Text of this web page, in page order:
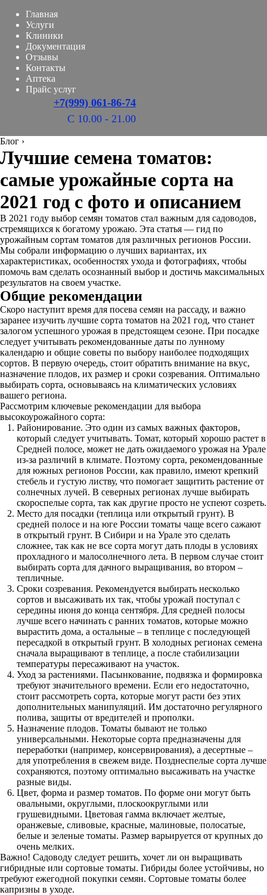
Главная
Услуги
Клиники
Документация
Отзывы
Контакты
Аптека
Прайс услуг
+7(999) 061-86-74
С 10.00 - 21.00
Блог ›
Лучшие семена томатов:
самые урожайные сорта на
2021 год с фото и описанием
В 2021 году выбор семян томатов стал важным для садоводов,
стремящихся к богатому урожаю. Эта статья — гид по
урожайным сортам томатов для различных регионов России.
Мы собрали информацию о лучших вариантах, их
характеристиках, особенностях ухода и фотографиях, чтобы
помочь вам сделать осознанный выбор и достичь максимальных
результатов на своем участке.
Общие рекомендации
Скоро наступит время для посева семян на рассаду, и важно
заранее изучить лучшие сорта томатов на 2021 год, что станет
залогом успешного урожая в предстоящем сезоне. При посадке
следует учитывать рекомендованные даты по лунному
календарю и общие советы по выбору наиболее подходящих
сортов. В первую очередь, стоит обратить внимание на вкус,
назначение плодов, их размер и сроки созревания. Оптимально
выбирать сорта, основываясь на климатических условиях
вашего региона.
Рассмотрим ключевые рекомендации для выбора
высокоурожайного сорта:
Районирование. Это один из самых важных факторов,
который следует учитывать. Томат, который хорошо растет в
Средней полосе, может не дать ожидаемого урожая на Урале
из-за различий в климате. Поэтому сорта, рекомендованные
для южных регионов России, как правило, имеют крепкий
стебель и густую листву, что помогает защитить растение от
солнечных лучей. В северных регионах лучше выбирать
скороспелые сорта, так как другие просто не успеют созреть.
Место для посадки (теплица или открытый грунт). В
средней полосе и на юге России томаты чаще всего сажают
в открытый грунт. В Сибири и на Урале это сделать
сложнее, так как не все сорта могут дать плоды в условиях
прохладного и малосолнечного лета. В первом случае стоит
выбирать сорта для дачного выращивания, во втором –
тепличные.
Сроки созревания. Рекомендуется выбирать несколько
сортов и высаживать их так, чтобы урожай поступал с
середины июня до конца сентября. Для средней полосы
лучше всего начинать с ранних томатов, которые можно
вырастить дома, а остальные – в теплице с последующей
пересадкой в открытый грунт. В холодных регионах семена
сначала выращивают в теплице, а после стабилизации
температуры пересаживают на участок.
Уход за растениями. Пасынкование, подвязка и формировка
требуют значительного времени. Если его недостаточно,
стоит рассмотреть сорта, которые могут расти без этих
дополнительных манипуляций. Им достаточно регулярного
полива, защиты от вредителей и прополки.
Назначение плодов. Томаты бывают не только
универсальными. Некоторые сорта предназначены для
переработки (например, консервирования), а десертные –
для употребления в свежем виде. Позднеспелые сорта лучше
сохраняются, поэтому оптимально высаживать на участке
разные виды.
Цвет, форма и размер томатов. По форме они могут быть
овальными, округлыми, плоскоокруглыми или
грушевидными. Цветовая гамма включает желтые,
оранжевые, сливовые, красные, малиновые, полосатые,
белые и зеленые томаты. Размер варьируется от крупных до
очень мелких.
Важно! Садоводу следует решить, хочет ли он выращивать
гибридные или сортовые томаты. Гибриды более устойчивы, но
требуют ежегодной покупки семян. Сортовые томаты более
капризны в уходе.